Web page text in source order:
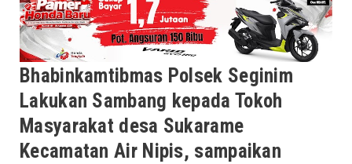
Bhabinkamtibmas Polsek Seginim
Lakukan Sambang kepada Tokoh
Masyarakat desa Sukarame
Kecamatan Air Nipis, sampaikan